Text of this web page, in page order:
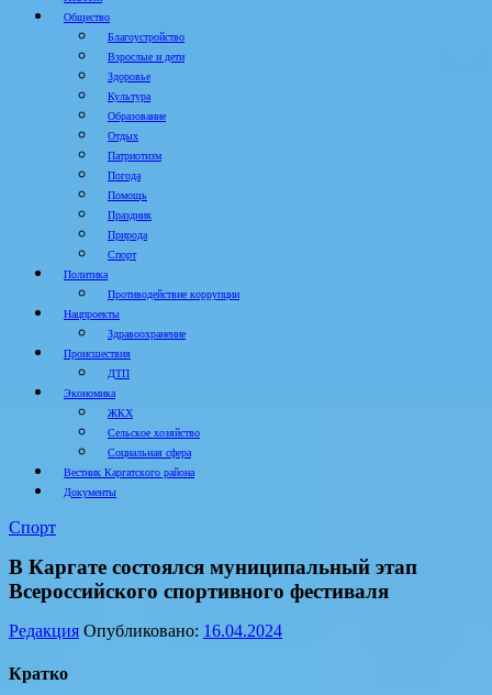
Общество
Благоустройство
Взрослые и дети
Здоровье
Культура
Образование
Отдых
Патриотизм
Погода
Помощь
Праздник
Природа
Спорт
Политика
Противодействие коррупции
Нацпроекты
Здравоохранение
Происшествия
ДТП
Экономика
ЖКХ
Сельское хозяйство
Социальная сфера
Вестник Каргатского района
Документы
Спорт
В Каргате состоялся муниципальный этап
Всероссийского спортивного фестиваля
Редакция Опубликовано: 16.04.2024
Кратко